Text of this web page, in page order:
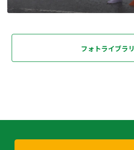
フォトライブラリ